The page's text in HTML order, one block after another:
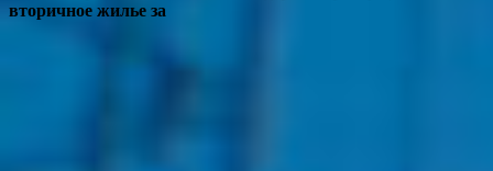
вторичное жилье за